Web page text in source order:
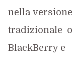
nella versione
tradizionale
BlackBerry e